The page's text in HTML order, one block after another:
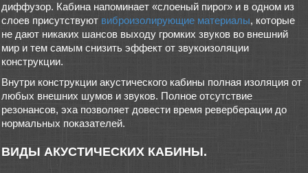
диффузор. Кабина напоминает «слоеный пирог» и в одном из
слоев присутствуют виброизолирующие материалы, которые
не дают никаких шансов выходу громких звуков во внешний
мир и тем самым снизить эффект от звукоизоляции
конструкции.
Внутри конструкции акустического кабины полная изоляция от
любых внешних шумов и звуков. Полное отсутствие
резонансов, эха позволяет довести время реверберации до
нормальных показателей.
ВИДЫ АКУСТИЧЕСКИХ КАБИНЫ.